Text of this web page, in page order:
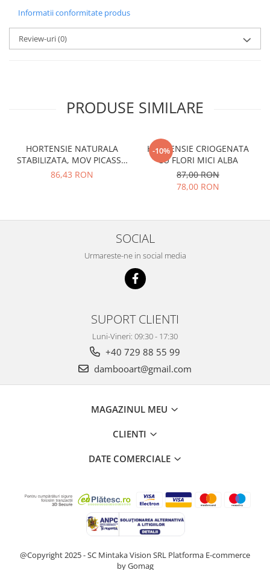
Informatii conformitate produs
Review-uri(0)
PRODUSE SIMILARE
HORTENSIE NATURALA
STABILIZATA, MOV PICASSO
CU FLORI MICI
86,43 RON
-10%
HORTENSIE CRIOGENATA
CU FLORI MICI ALBA
87,00 RON
78,00 RON
SOCIAL
Urmareste-ne in social media
SUPORT CLIENTI
Luni-Vineri: 09:30 - 17:30
+40 729 88 55 99
dambooart@gmail.com
MAGAZINUL MEU
CLIENTI
DATE COMERCIALE
@Copyright 2025 - SC Mintaka Vision SRL Platforma E-commerce
by Gomag